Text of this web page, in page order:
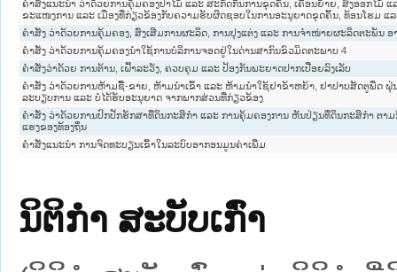
ຄໍາສັ່ງແນະນຳ ວ່າດ້ວຍການຄຸ້ມຄອງປ່າໄມ້ ແລະ ສະກັດກັ້ນການຂຸດຄົ້ນ, ເຄື່ອນຍ້າຍ, ສົ່ງອອກໄມ້ ແ
ຂະແໜງການ ແລະ ເມືອງທີ່ກ່ຽວຂ້ອງກັບຄວາມຮັບຜິດຊອບໃນການອະນຸຍາດຂຸດຄົ້ນ, ທ້ອນໂຮມ ແ
ຄໍາສັ່ງ ວ່າດ້ວຍການຄຸ້ມຄອງ, ສົ່ງເສີມການຜະລິດ, ການປຸງແຕ່ງ ແລະ ການຈໍາໜ່າຍຜະລິດຕະພັນ ອ
ຄຳສັ່ງ ວ່າດ້ວຍການຄຸ້ມຄອງນຳໃຊ້ການບໍລິການຈອດຢູ່ໃນດ່ານສາກົນຂົວມິດຕະພາບ 4
ຄຳສັ່ງວ່າດ້ວຍ ການຕ້ານ, ເຝົ້າລະວັງ, ຄວບຄຸມ ແລະ ປ້ອງກັນພະຍາດປາກເປື່ອຍລົງເລັບ
ຄຳສັ່ງ ວ່າດ້ວຍການຫ້າມຊື້-ຂາຍ, ຫ້າມນຳເຂົ້າ ແລະ ຫ້າມນຳໃຊ້ຢາຂ້າຫຍ້າ, ຢາປາບສັດຕູພືດ ຝຸ່
ລະບຽບການ ແລະ ບໍ່ໄດ້ຮັບອະນຸຍາດ ຈາກພາກສ່ວນທີ່ກ່ຽວຂ້ອງ
ຄຳສັ່ງ ວ່າດ້ວຍການປົກປັກຮັກສາທີ່ດິນກະສິກຳ ແລະ ການຄຸ້ມຄອງການ ຫັນປ່ຽນທີ່ດິນກະສິກຳ ຕາ
ແຮງຂອງທ້ອງຖິ່ນ
ຄຳສັ່ງແນະນຳ ການຈົດທະບຽນເຂົ້າໃນລະບົບອາກອນມູນຄ່າເພີ່ມ
ນິຕິກໍາ ສະບັບເກົ່າ